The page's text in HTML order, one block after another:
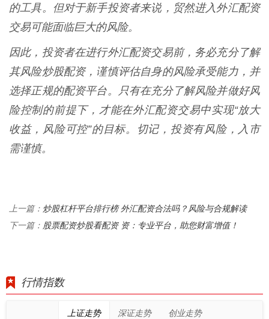
的工具。但对于新手投资者来说，贸然进入外汇配资
交易可能面临巨大的风险。
因此，投资者在进行外汇配资交易前，务必充分了解
其风险炒股配资，谨慎评估自身的风险承受能力，并
选择正规的配资平台。只有在充分了解风险并做好风
险控制的前提下，才能在外汇配资交易中实现“放大
收益，风险可控”的目标。切记，投资有风险，入市
需谨慎。
上一篇： 炒股杠杆平台排行榜 外汇配资合法吗？风险与合规解读
下一篇： 股票配资炒股看配资 资：专业平台，助您财富增值！
行情指数
上证走势 深证走势 创业走势